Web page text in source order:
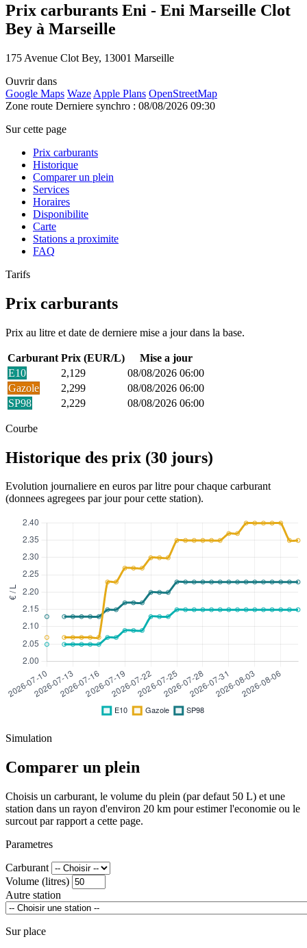
Prix carburants Eni - Eni Marseille Clot
Bey à Marseille
175 Avenue Clot Bey, 13001 Marseille
Ouvrir dans
Google Maps Waze Apple Plans OpenStreetMap
Zone route Derniere synchro : 08/08/2026 09:30
Sur cette page
Prix carburants
Historique
Comparer un plein
Services
Horaires
Disponibilite
Carte
Stations a proximite
FAQ
Tarifs
Prix carburants
Prix au litre et date de derniere mise a jour dans la base.
Carburant Prix (EUR/L)
Mise a jour
E10
2,129
08/08/2026 06:00
Gazole
2,299
08/08/2026 06:00
SP98
2,229 08/08/2026 06:00
Courbe
Historique des prix (30 jours)
Evolution journaliere en euros par litre pour chaque carburant
(donnees agregees par jour pour cette station).
Simulation
Comparer un plein
Choisis un carburant, le volume du plein (par defaut 50 L) et une
station dans un rayon d'environ 20 km pour estimer l'economie ou le
surcout par rapport a cette page.
Parametres
Carburant
Volume (litres)
Autre station
Sur place